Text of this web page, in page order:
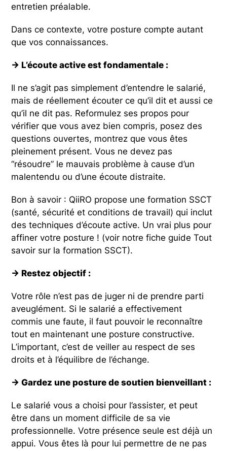
entretien préalable.
Dans ce contexte, votre posture compte autant
que vos connaissances.
→ L’écoute active est fondamentale :
Il ne s’agit pas simplement d’entendre le salarié,
mais de réellement écouter ce qu’il dit et aussi ce
qu’il ne dit pas. Reformulez ses propos pour
vérifier que vous avez bien compris, posez des
questions ouvertes, montrez que vous êtes
pleinement présent. Vous ne devez pas
“résoudre” le mauvais problème à cause d’un
malentendu ou d’une écoute distraite.
Bon à savoir : QiiRO propose une formation SSCT
(santé, sécurité et conditions de travail) qui inclut
des techniques d’écoute active. Un vrai plus pour
affiner votre posture ! (voir notre fiche guide Tout
savoir sur la formation SSCT).
→ Restez objectif :
Votre rôle n’est pas de juger ni de prendre parti
aveuglément. Si le salarié a effectivement
commis une faute, il faut pouvoir le reconnaître
tout en maintenant une posture constructive.
L’important, c’est de veiller au respect de ses
droits et à l’équilibre de l’échange.
→ Gardez une posture de soutien bienveillant :
Le salarié vous a choisi pour l’assister, et peut
être dans un moment difficile de sa vie
professionnelle. Votre présence seule est déjà un
appui. Vous êtes là pour lui permettre de ne pas